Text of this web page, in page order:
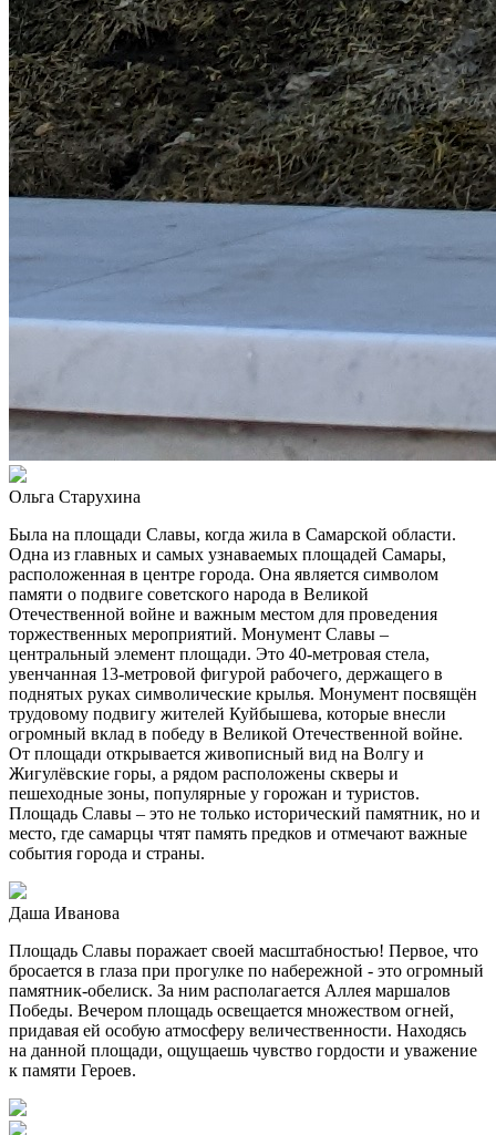
Ольга Старухина
Была на площади Славы, когда жила в Самарской области.
Одна из главных и самых узнаваемых площадей Самары,
расположенная в центре города. Она является символом
памяти о подвиге советского народа в Великой
Отечественной войне и важным местом для проведения
торжественных мероприятий. Монумент Славы –
центральный элемент площади. Это 40-метровая стела,
увенчанная 13-метровой фигурой рабочего, держащего в
поднятых руках символические крылья. Монумент посвящён
трудовому подвигу жителей Куйбышева, которые внесли
огромный вклад в победу в Великой Отечественной войне.
От площади открывается живописный вид на Волгу и
Жигулёвские горы, а рядом расположены скверы и
пешеходные зоны, популярные у горожан и туристов.
Площадь Славы – это не только исторический памятник, но и
место, где самарцы чтят память предков и отмечают важные
события города и страны.
Даша Иванова
Площадь Славы поражает своей масштабностью! Первое, что
бросается в глаза при прогулке по набережной - это огромный
памятник-обелиск. За ним располагается Аллея маршалов
Победы. Вечером площадь освещается множеством огней,
придавая ей особую атмосферу величественности. Находясь
на данной площади, ощущаешь чувство гордости и уважение
к памяти Героев.